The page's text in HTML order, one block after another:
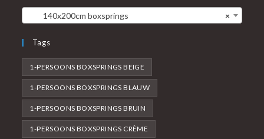
×
140x200cm boxsprings
Tags
1-PERSOONS BOXSPRINGS BEIGE
1-PERSOONS BOXSPRINGS BLAUW
1-PERSOONS BOXSPRINGS BRUIN
1-PERSOONS BOXSPRINGS CRÈME